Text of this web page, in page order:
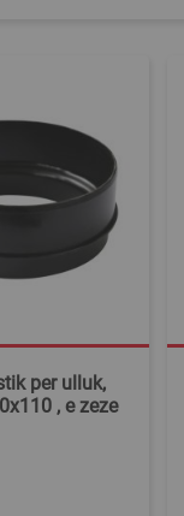
per ulluk,
, e zeze